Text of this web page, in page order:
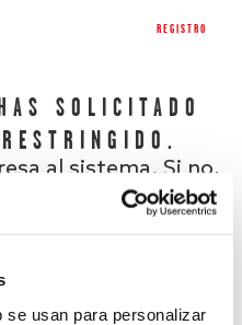
usan para personalizar
REGISTRO
SOLICITADO
al sistema. Si no,